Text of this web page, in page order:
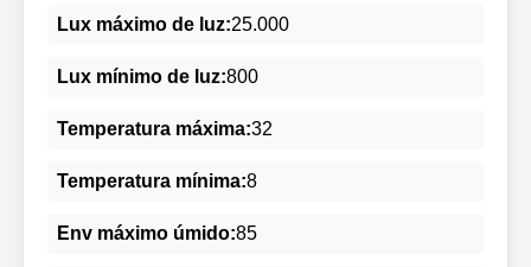
Lux máximo de luz:25.000
Lux mínimo de luz:800
Temperatura máxima:32
Temperatura mínima:8
Env máximo úmido:85